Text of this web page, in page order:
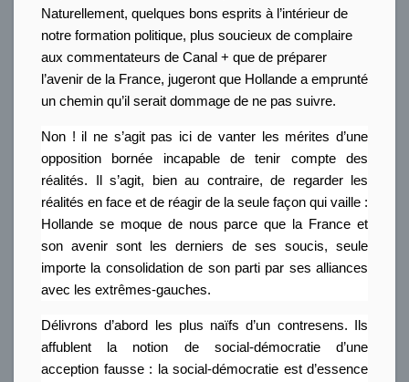
Naturellement, quelques bons esprits à l’intérieur de
notre formation politique, plus soucieux de complaire
aux commentateurs de Canal + que de préparer
l’avenir de la France, jugeront que Hollande a emprunté
un chemin qu’il serait dommage de ne pas suivre.
Non ! il ne s’agit pas ici de vanter les mérites d’une
opposition bornée incapable de tenir compte des
réalités. Il s’agit, bien au contraire, de regarder les
réalités en face et de réagir de la seule façon qui vaille :
Hollande se moque de nous parce que la France et
son avenir sont les derniers de ses soucis, seule
importe la consolidation de son parti par ses alliances
avec les extrêmes-gauches.
Délivrons d’abord les plus naïfs d’un contresens. Ils
affublent la notion de social-démocratie d’une
acception fausse : la social-démocratie est d’essence